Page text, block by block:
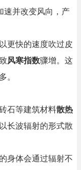
速并改变风向，产
更快的速度吹过皮
风寒指数骤增。这
。
石等建筑材料散热
长波辐射的形式散
身体会通过辐射不